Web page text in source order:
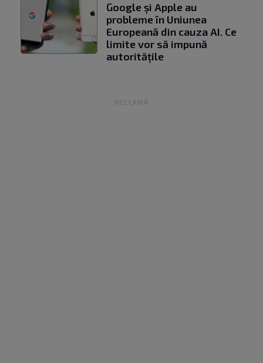
Google și Apple au
probleme în Uniunea
Europeană din cauza AI. Ce
limite vor să impună
autoritățile
RECLAMĂ